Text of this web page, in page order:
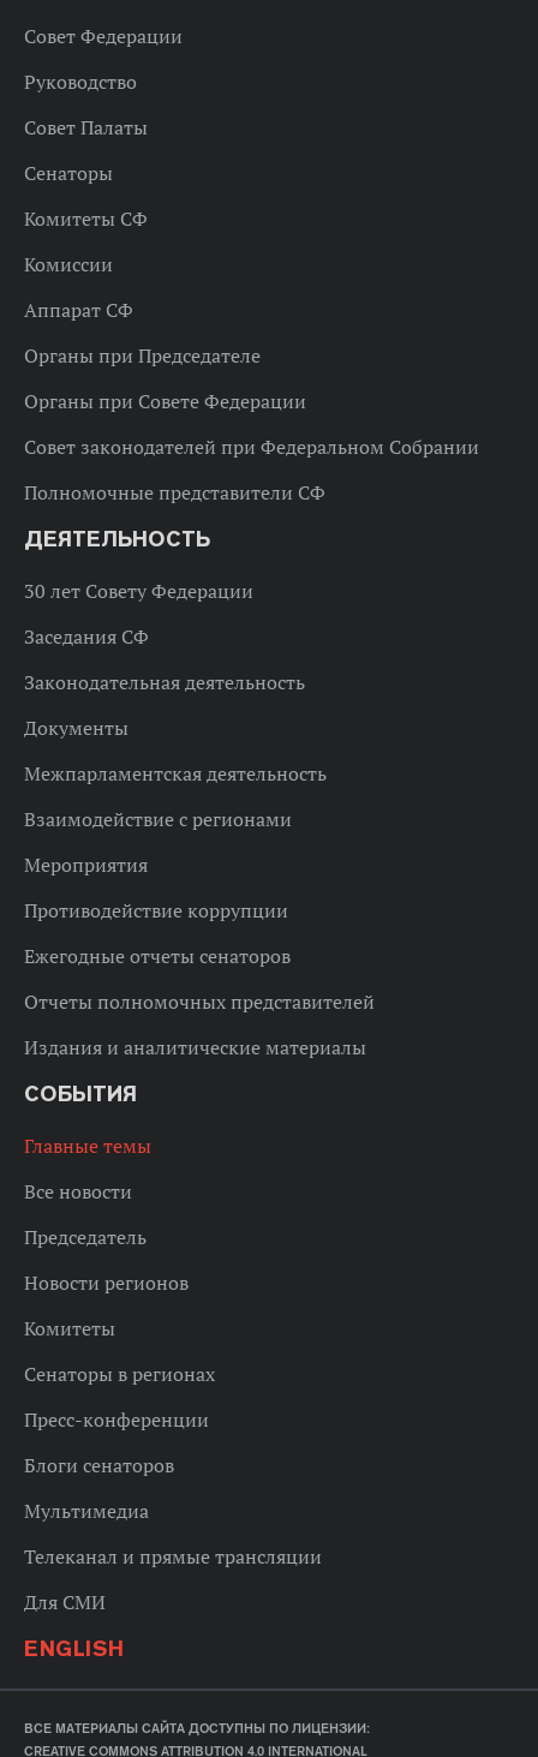
Совет Федерации
Руководство
Совет Палаты
Сенаторы
Комитеты СФ
Комиссии
Аппарат СФ
Органы при Председателе
Органы при Совете Федерации
Совет законодателей при Федеральном Собрании
Полномочные представители СФ
ДЕЯТЕЛЬНОСТЬ
30 лет Совету Федерации
Заседания СФ
Законодательная деятельность
Документы
Межпарламентская деятельность
Взаимодействие с регионами
Мероприятия
Противодействие коррупции
Ежегодные отчеты сенаторов
Отчеты полномочных представителей
Издания и аналитические материалы
СОБЫТИЯ
Главные темы
Все новости
Председатель
Новости регионов
Комитеты
Сенаторы в регионах
Пресс-конференции
Блоги сенаторов
Мультимедиа
Телеканал и прямые трансляции
Для СМИ
ENGLISH
ВСЕ МАТЕРИАЛЫ САЙТА ДОСТУПНЫ ПО ЛИЦЕНЗИИ:
CREATIVE COMMONS ATTRIBUTION 4.0 INTERNATIONAL